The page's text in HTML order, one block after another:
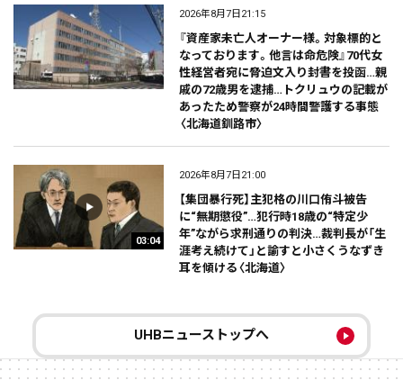
2026年8月7日21:15
『資産家未亡人オーナー様。対象標的と
なっております。他言は命危険』70代女
性経営者宛に脅迫文入り封書を投函…親
戚の72歳男を逮捕…トクリュウの記載が
あったため警察が24時間警護する事態
〈北海道釧路市〉
03:04
2026年8月7日21:00
【集団暴行死】主犯格の川口侑斗被告
に“無期懲役”…犯行時18歳の“特定少
年”ながら求刑通りの判決…裁判長が「生
涯考え続けて」と諭すと小さくうなずき
耳を傾ける〈北海道〉
UHBニューストップへ